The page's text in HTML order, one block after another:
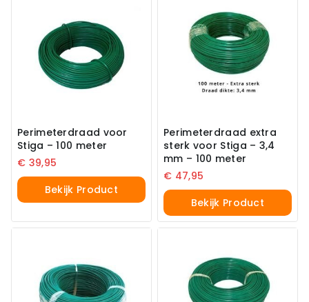
Perimeterdraad voor
Stiga – 100 meter
€ 39,95
Bekijk Product
Perimeterdraad extra
sterk voor Stiga – 3,4
mm – 100 meter
€ 47,95
Bekijk Product